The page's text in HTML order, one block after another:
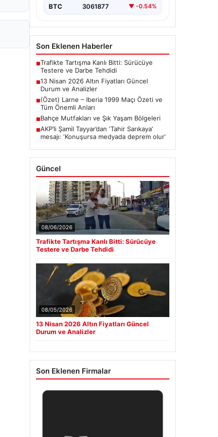
BTC 3061877 ▼ -0.54%
Son Eklenen Haberler
■Trafikte Tartışma Kanlı Bitti: Sürücüye
Testere ve Darbe Tehdidi
■13 Nisan 2026 Altın Fiyatları Güncel
Durum ve Analizler
■(Özet) Larne – Iberia 1999 Maçı Özeti ve
Tüm Önemli Anları
■Bahçe Mutfakları ve Şık Yaşam Bölgeleri
■AKP’li Şamil Tayyar’dan ‘Tahir Sarıkaya’
mesajı: ‘Konuşursa medyada deprem olur’
Güncel
08/06/2026
Trafikte Tartışma Kanlı Bitti: Sürücüye
Testere ve Darbe Tehdidi
08/05/2026
13 Nisan 2026 Altın Fiyatları Güncel
Durum ve Analizler
Son Eklenen Firmalar